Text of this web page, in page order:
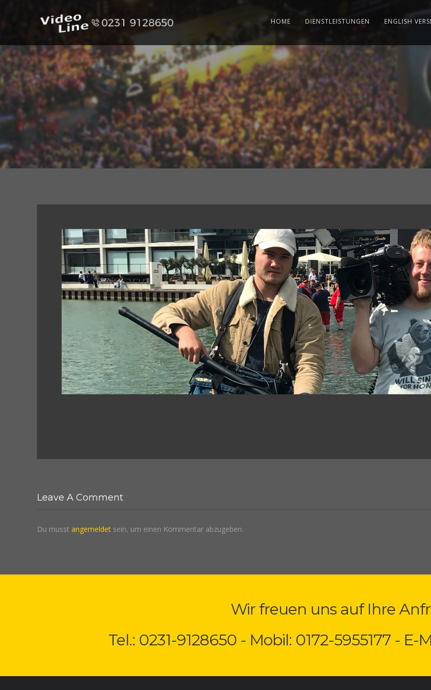
HOME DIENSTLEISTUNGEN ENGLISH
Leave A Comment
Du musst angemeldet sein, um einen Kommentar abzugeben.
Wir freuen uns auf Ihre
Tel.: 0231-9128650 - Mobil: 0172-5955177 -